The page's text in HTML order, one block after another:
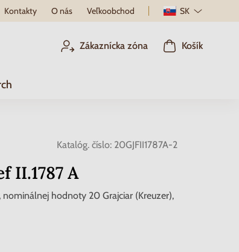
Kontakty O nás Veľkoobchod SK
Zákaznícka zóna Košík
Katalóg. číslo: 20GJFII1787A-2
II.1787 A
nominálnej hodnoty 20 Grajciar (Kreuzer),